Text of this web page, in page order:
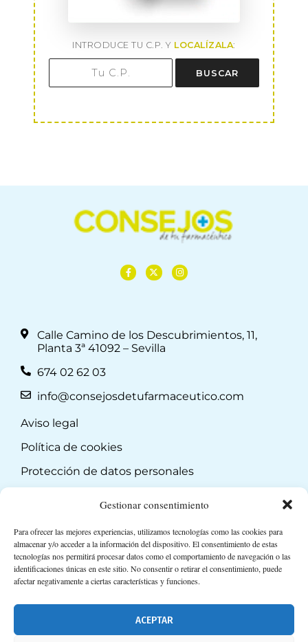
Gestionar consentimiento
Para ofrecer las mejores experiencias, utilizamos tecnologías como las cookies para
almacenar y/o acceder a la información del dispositivo. El consentimiento de estas
tecnologías nos permitirá procesar datos como el comportamiento de navegación o las
identificaciones únicas en este sitio. No consentir o retirar el consentimiento, puede
afectar negativamente a ciertas características y funciones.
ACEPTAR
INTRODUCE TU C.P. Y LOCALÍZALA:
BUSCAR
Calle Camino de los Descubrimientos, 11,
Planta 3ª 41092 – Sevilla
674 02 62 03
info@consejosdetufarmaceutico.com
Aviso legal
Política de cookies
Protección de datos personales